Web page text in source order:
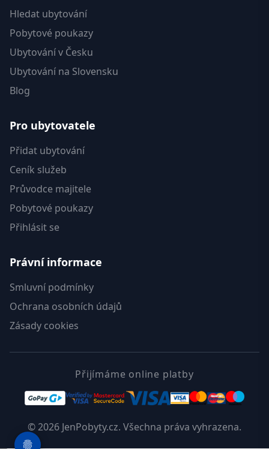
Hledat ubytování
Pobytové poukazy
Ubytování v Česku
Ubytování na Slovensku
Blog
Pro ubytovatele
Přidat ubytování
Ceník služeb
Průvodce majitele
Pobytové poukazy
Přihlásit se
Právní informace
Smluvní podmínky
Ochrana osobních údajů
Zásady cookies
Přijímáme online platby
© 2026 JenPobyty.cz. Všechna práva vyhrazena.